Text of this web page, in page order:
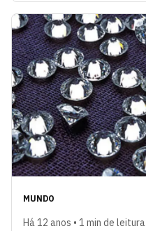
MUNDO
Há 12 anos • 1 min de leitura